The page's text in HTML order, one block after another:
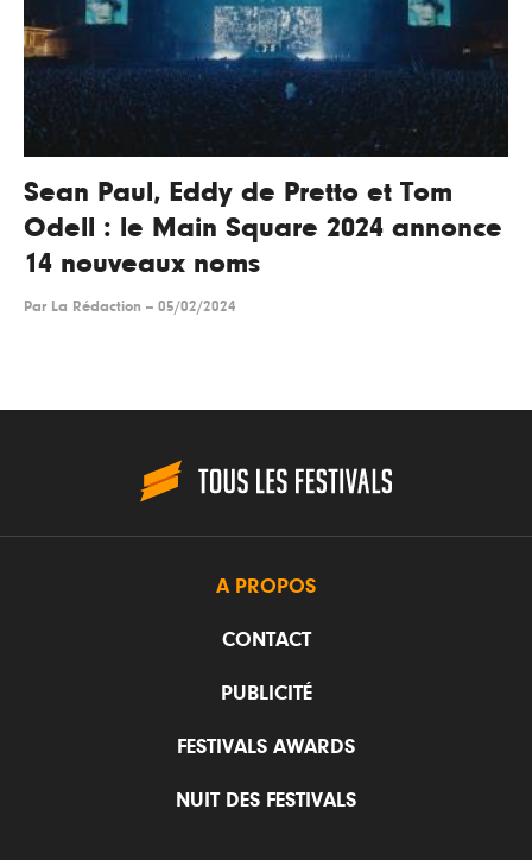
Sean Paul, Eddy de Pretto et Tom
Odell : le Main Square 2024 annonce
14 nouveaux noms
Par La Rédaction -- 05/02/2024
A PROPOS
CONTACT
PUBLICITÉ
FESTIVALS AWARDS
NUIT DES FESTIVALS